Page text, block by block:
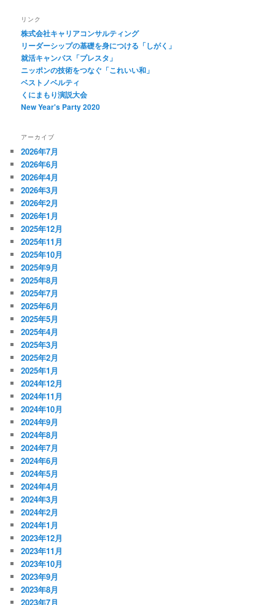
リンク
株式会社キャリアコンサルティング
リーダーシップの基礎を身につける「しがく」
就活キャンパス「プレスタ」
ニッポンの技術をつなぐ「これいい和」
ベストノベルティ
くにまもり演説大会
New Year's Party 2020
アーカイブ
2026年7月
2026年6月
2026年4月
2026年3月
2026年2月
2026年1月
2025年12月
2025年11月
2025年10月
2025年9月
2025年8月
2025年7月
2025年6月
2025年5月
2025年4月
2025年3月
2025年2月
2025年1月
2024年12月
2024年11月
2024年10月
2024年9月
2024年8月
2024年7月
2024年6月
2024年5月
2024年4月
2024年3月
2024年2月
2024年1月
2023年12月
2023年11月
2023年10月
2023年9月
2023年8月
2023年7月